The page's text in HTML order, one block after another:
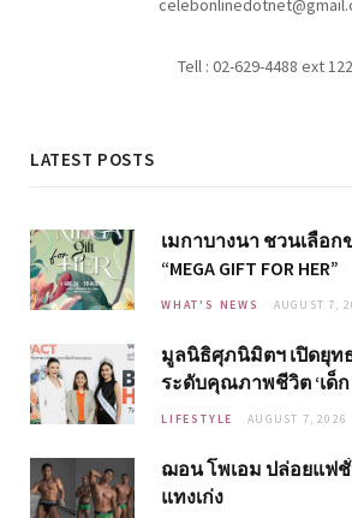
Tell : 02-629-4488 ext
LATEST POSTS
เมกาบางนา ชวนเลือ
“MEGA GIFT FOR HER”
WHAT'S NEWS AUGUST 7,
มูลนิธิศุภนิมิตฯ เปิดยุท
ระดับคุณภาพชีวิต ‘เด็ก
LIFESTYLE AUGUST 7, 2026
ฌอน โพเอม ปล่อยแฟ
แทงเก่ง